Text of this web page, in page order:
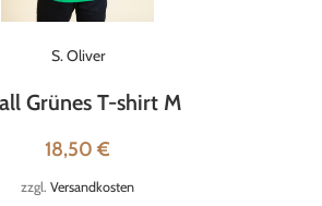
S. Oliver
Grünes T-shirt M
18,50 €
zzgl. Versandkosten